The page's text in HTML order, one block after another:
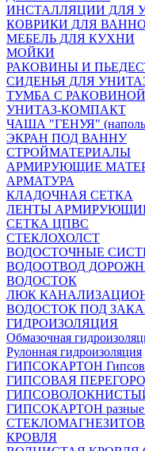
ИНСТАЛЛЯЦИИ ДЛЯ
КОВРИКИ ДЛЯ
МЕБЕЛЬ ДЛЯ КУХНИ
МОЙКИ
РАКОВИНЫ И
СИДЕНЬЯ ДЛЯ
ТУМБА С
УНИТАЗ-КОМПАКТ
ЧАША "ГЕНУЯ"
ЭКРАН ПОД ВАННУ
СТРОЙМАТЕРИАЛЫ
АРМИРУЮЩИЕ
АРМАТУРА
КЛАДОЧНАЯ СЕТКА
ЛЕНТЫ
СЕТКА ЦПВС
СТЕКЛОХОЛСТ
ВОДОСТОЧНЫЕ
ВОДООТВОД
ВОДОСТОК
ЛЮК
ВОДОСТОК ПОД
ГИДРОИЗОЛЯЦИЯ
Обмазочная
Рулонная гидроизоляция
ГИПСОКАРТОН
ГИПСОВАЯ
ГИПСОКАРТОН разные
КРОВЛЯ